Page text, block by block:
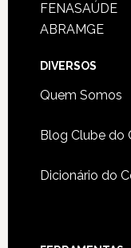
FENASAÚDE
ABRAMGE
DIVERSOS
Quem Somos
Blog Clube do
Dicionário do